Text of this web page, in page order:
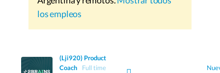
los empleos
(Lji920) Product
Coach
Full time